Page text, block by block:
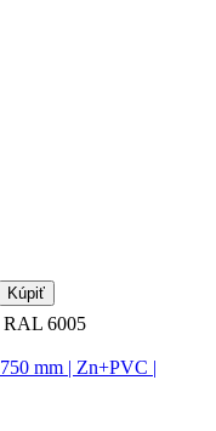
Kúpiť
RAL 6005
mm | Zn+PVC |